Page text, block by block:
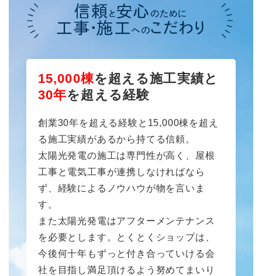
15,000棟を超える施工実績と
30年を超える経験
創業30年を超える経験と15,000棟を超え
る施工実績があるから持てる信頼。
太陽光発電の施工は専門性が高く、屋根
工事と電気工事が連携しなければなら
ず、経験によるノウハウが物を言いま
す。
また太陽光発電はアフターメンテナンス
を必要とします。とくとくショップは、
今後何十年もずっと付き合っていける会
社を目指し満足頂けるよう努めてまいり